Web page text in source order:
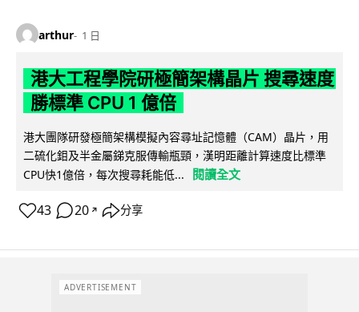
arthur 1 日
港大工程學院研極簡架構晶片 搜尋速度
勝標準 CPU 1 億倍
港大團隊研發極簡架構模擬內容尋址記憶體（CAM）晶片，用
二硫化鉬及半金屬銻克服傳輸瓶頸，漢明距離計算速度比標準
CPU快1億倍，每次搜尋耗能低...
閱讀全文
43 20 ↗ 分享
ADVERTISEMENT